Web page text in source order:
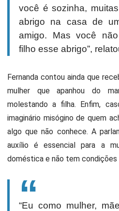
você é sozinha,
abrigo na casa de
amigo. Mas você
filho esse abrigo”,
Fernanda contou ainda que
mulher que apanhou do
molestando a filha. Enfim,
imaginário misógino de quem
algo que não conhece. A
auxílio é essencial para a
doméstica e não tem condições
“Eu como mulher,